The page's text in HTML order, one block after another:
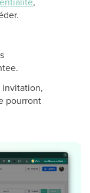
invitation,
pourront